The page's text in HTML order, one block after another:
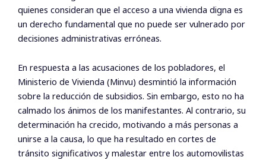
quienes consideran que el acceso a una vivienda digna es
un derecho fundamental que no puede ser vulnerado por
decisiones administrativas erróneas.
En respuesta a las acusaciones de los pobladores, el
Ministerio de Vivienda (Minvu) desmintió la información
sobre la reducción de subsidios. Sin embargo, esto no ha
calmado los ánimos de los manifestantes. Al contrario, su
determinación ha crecido, motivando a más personas a
unirse a la causa, lo que ha resultado en cortes de
tránsito significativos y malestar entre los automovilistas